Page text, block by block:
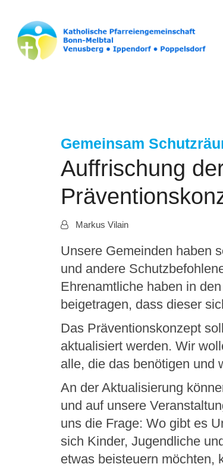
Gemeinsam
Auffrischung
Von:Markus Vilain
Unsere Gemeinden haben
und andere
Ehrenamtliche haben in
beigetragen, dass dieser
Das Präventionskonzept
aktualisiert werden. Wir
alle, die das benötigen und
An der Aktualisierung
und auf unsere
uns die Frage: Wo gibt es
sich Kinder, Jugendliche
etwas beisteuern möchten,